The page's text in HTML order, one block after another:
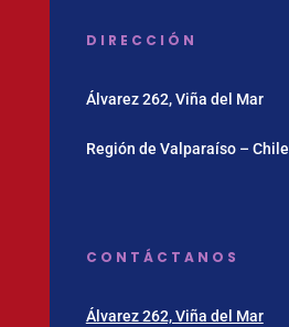
DIRECCIÓN
Álvarez 262, Viña del Mar
Región de Valparaíso – Chile
CONTÁCTANOS
Álvarez 262, Viña del Mar